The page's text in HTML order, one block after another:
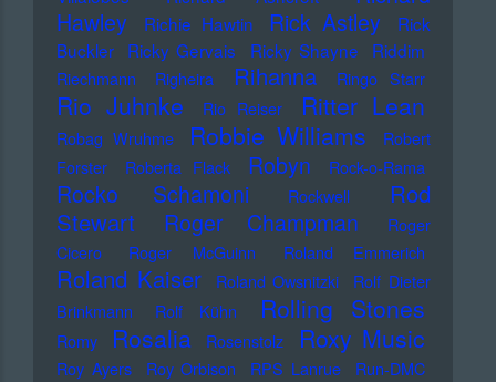
Hawley
Richie Hawtin Rick Astley
Rick
Buckler
Ricky Gervais Ricky Shayne Riddim
Riechmann Righeira Rihanna Ringo Starr
Rio Juhnke Rio Reiser Ritter Lean
Robag Wruhme Robbie Williams
Robert
Forster
Roberta Flack Robyn Rock-o-Rama
Rocko Schamoni Rockwell
Rod
Stewart
Roger Champman
Roger
Cicero
Roger McGuinn Roland Emmerich
Roland Kaiser Roland Owsnitzki
Rolf Dieter
Brinkmann
Rolf Kühn Rolling Stones
Romy Rosalia Rosenstolz Roxy Music
Roy Ayers Roy Orbison RPS Lanrue
Run-DMC